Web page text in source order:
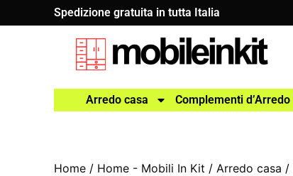
Spedizione gratuita in tutta Italia
Arredo casa Complementi d’Arredo
Home / Home - Mobili In Kit /Arredo casa /